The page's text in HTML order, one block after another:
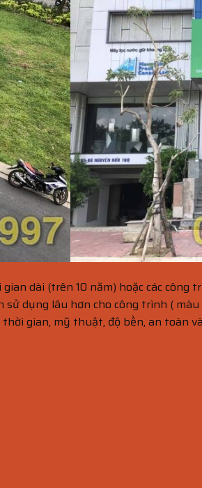
dài (trên 10 năm) hoặc các
dụng lâu hơn cho công trình (
gian, mỹ thuật, độ bền, an toàn